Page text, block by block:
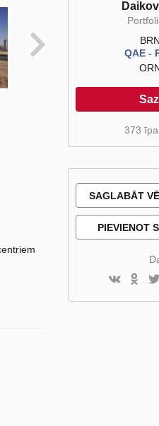
QAE -
373
SAGLABĀT
PIEVIENOT